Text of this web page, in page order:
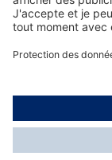
Informations
© Dräger
*Prix hors taxe.
offerts;